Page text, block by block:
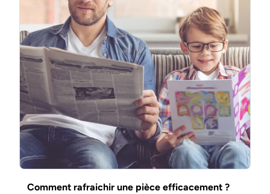
Comment rafraichir une pièce efficacement ?